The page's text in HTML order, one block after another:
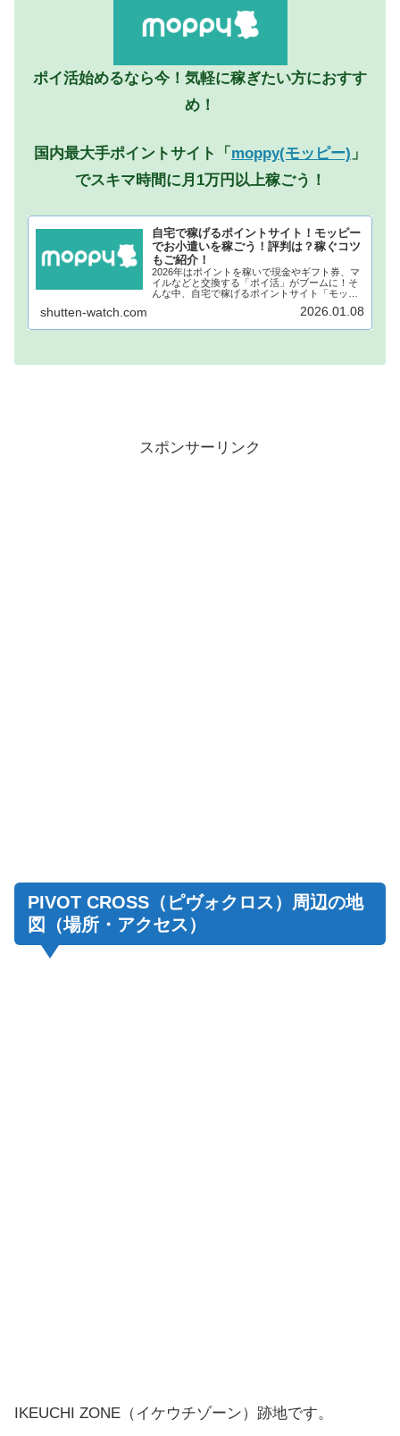
ポイ活始めるなら今！気軽に稼ぎたい方におすす
め！
国内最大手ポイントサイト「 moppy(モッピー) 」
でスキマ時間に月1万円以上稼ごう！
自宅で稼げるポイントサイト！モッピー
でお小遣いを稼ごう！評判は？稼ぐコツ
もご紹介！
2026年はポイントを稼いで現金やギフト券、マ
イルなどと交換する「ポイ活」がブームに！そ
んな中、自宅で稼げるポイントサイト「モッピ
自宅でポイントを稼げば、あなたも月1万円稼ぐ
shutten-watch.com 2026.01.08
スポンサーリンク
PIVOT CROSS（ピヴォクロス）周辺の地
図（場所・アクセス）
IKEUCHI ZONE（イケウチゾーン）跡地です。